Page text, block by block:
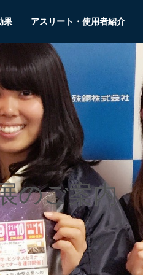
果 アスリート・使用者紹介
のご案内